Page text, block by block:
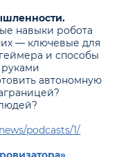
навыки робота
— ключевые для
и способы
автономную
podcasts/1/